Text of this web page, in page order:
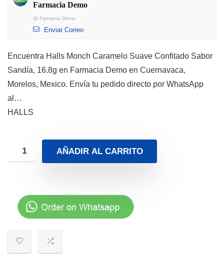
Farmacia Demo
@ Farmacia Demo
Enviar Correo
Encuentra Halls Monch Caramelo Suave Confitado Sabor
Sandía, 16.8g en Farmacia Demo en Cuernavaca,
Morelos, Mexico. Envía tu pedido directo por WhatsApp
al…
HALLS
AÑADIR AL CARRITO